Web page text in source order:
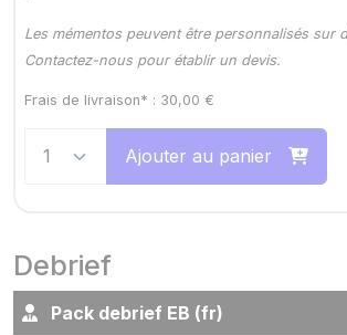
Les mémentos peuvent être personnalisés sur
Contactez-nous pour établir un devis.
Frais de livraison* : 30,00 €
Ajouter au panier
Debrief
Pack debrief EB (fr)